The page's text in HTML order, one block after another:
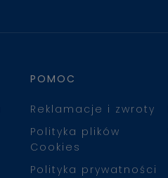
POMOC
Reklamacje i zwroty
Polityka plików
Cookies
Polityka prywatności